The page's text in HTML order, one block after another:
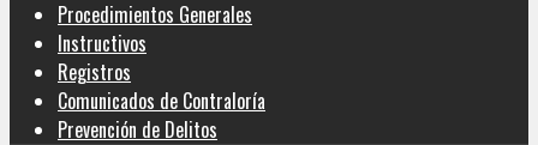
Procedimientos Generales
Instructivos
Registros
Comunicados de Contraloría
Prevención de Delitos